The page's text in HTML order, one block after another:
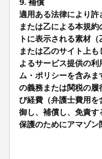
9. 補償
適用ある法律により
または乙による本規
トに表示される素材
または乙のサイト上
よるサービス提供の
ム・ポリシーを含み
の義務または関税の
び経費（弁護士費用
御し、補償し、免責
保護のためにアマゾ